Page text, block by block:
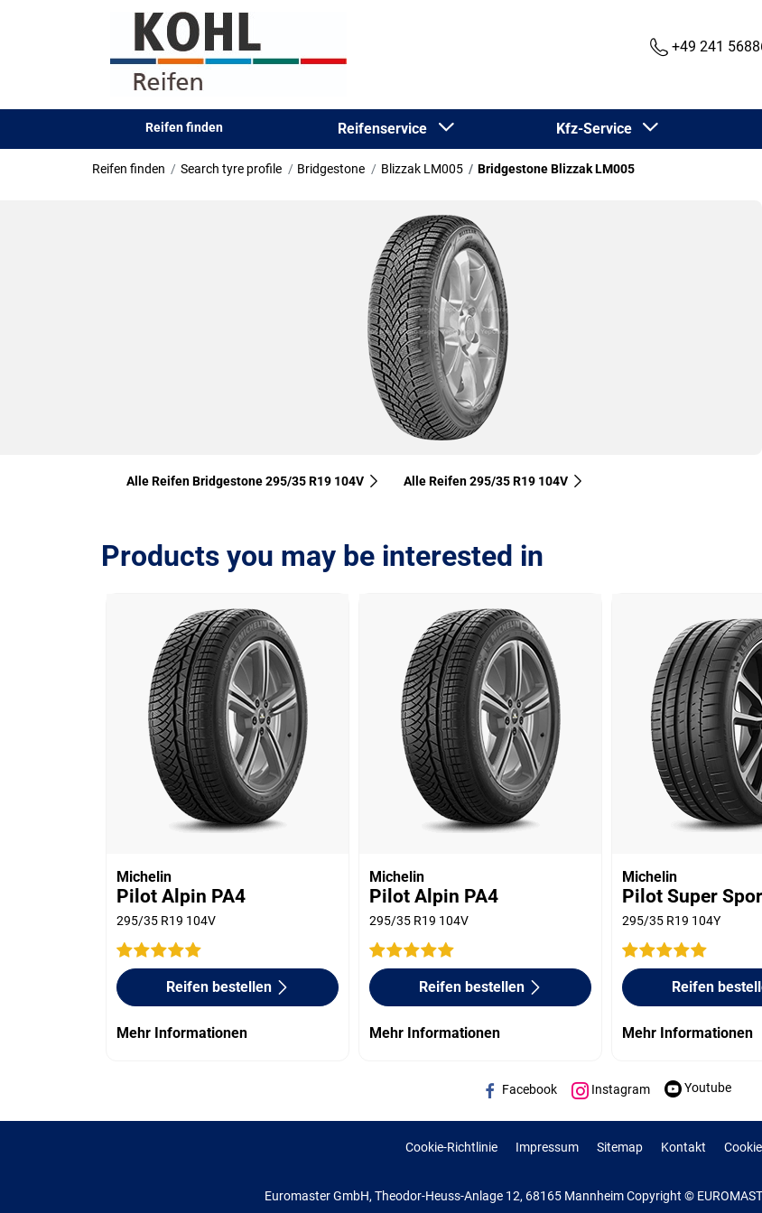
+49 241
Reifen finden Reifenservice Kfz-Service
Reifen finden Search tyre profile Bridgestone Blizzak LM005 Bridgestone Blizzak LM005
Alle Reifen Bridgestone 295/35 R19 104V Alle Reifen‎ 295/35 R19 104V
Products you may be interested in
Michelin
Pilot Alpin PA4
295/35 R19 104V
Reifen bestellen
Mehr Informationen
Michelin
Pilot Alpin PA4
295/35 R19 104V
Reifen bestellen
Mehr Informationen
Michelin
Pilot Super
295/35 R19 104Y
Reifen
Mehr Informationen
Facebook Instagram Youtube
Cookie-Richtlinie Impressum Sitemap Kontakt
Euromaster GmbH, Theodor-Heuss-Anlage 12, 68165 Mannheim Copyright ©